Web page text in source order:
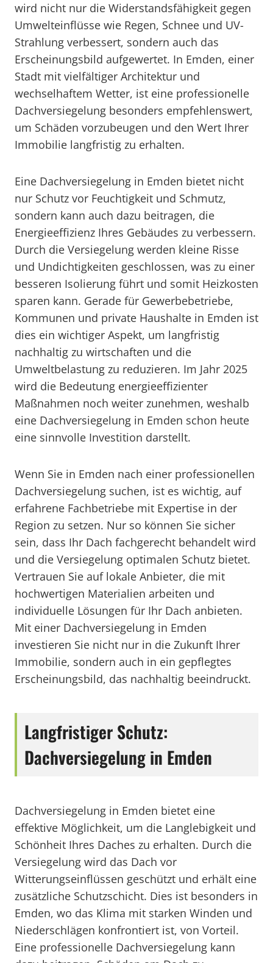
wird nicht nur die Widerstandsfähigkeit gegen
Umwelteinflüsse wie Regen, Schnee und UV-
Strahlung verbessert, sondern auch das
Erscheinungsbild aufgewertet. In Emden, einer
Stadt mit vielfältiger Architektur und
wechselhaftem Wetter, ist eine professionelle
Dachversiegelung besonders empfehlenswert,
um Schäden vorzubeugen und den Wert Ihrer
Immobilie langfristig zu erhalten.
Eine Dachversiegelung in Emden bietet nicht
nur Schutz vor Feuchtigkeit und Schmutz,
sondern kann auch dazu beitragen, die
Energieeffizienz Ihres Gebäudes zu verbessern.
Durch die Versiegelung werden kleine Risse
und Undichtigkeiten geschlossen, was zu einer
besseren Isolierung führt und somit Heizkosten
sparen kann. Gerade für Gewerbebetriebe,
Kommunen und private Haushalte in Emden ist
dies ein wichtiger Aspekt, um langfristig
nachhaltig zu wirtschaften und die
Umweltbelastung zu reduzieren. Im Jahr 2025
wird die Bedeutung energieeffizienter
Maßnahmen noch weiter zunehmen, weshalb
eine Dachversiegelung in Emden schon heute
eine sinnvolle Investition darstellt.
Wenn Sie in Emden nach einer professionellen
Dachversiegelung suchen, ist es wichtig, auf
erfahrene Fachbetriebe mit Expertise in der
Region zu setzen. Nur so können Sie sicher
sein, dass Ihr Dach fachgerecht behandelt wird
und die Versiegelung optimalen Schutz bietet.
Vertrauen Sie auf lokale Anbieter, die mit
hochwertigen Materialien arbeiten und
individuelle Lösungen für Ihr Dach anbieten.
Mit einer Dachversiegelung in Emden
investieren Sie nicht nur in die Zukunft Ihrer
Immobilie, sondern auch in ein gepflegtes
Erscheinungsbild, das nachhaltig beeindruckt.
Langfristiger Schutz:
Dachversiegelung in Emden
Dachversiegelung in Emden bietet eine
effektive Möglichkeit, um die Langlebigkeit und
Schönheit Ihres Daches zu erhalten. Durch die
Versiegelung wird das Dach vor
Witterungseinflüssen geschützt und erhält eine
zusätzliche Schutzschicht. Dies ist besonders in
Emden, wo das Klima mit starken Winden und
Niederschlägen konfrontiert ist, von Vorteil.
Eine professionelle Dachversiegelung kann